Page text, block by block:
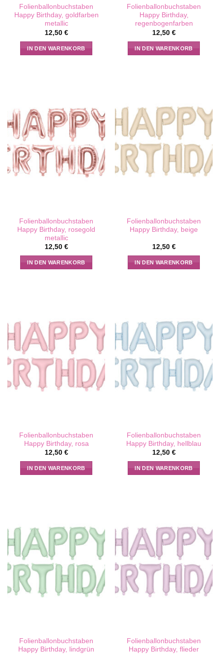
Folienballonbuchstaben
Happy Birthday, goldfarben
metallic
12,50 €
IN DEN WARENKORB
Folienballonbuchstaben
Happy Birthday,
regenbogenfarben
12,50 €
IN DEN WARENKORB
Folienballonbuchstaben
Happy Birthday, rosegold
metallic
12,50 €
IN DEN WARENKORB
Folienballonbuchstaben
Happy Birthday, beige
12,50 €
IN DEN WARENKORB
Folienballonbuchstaben
Happy Birthday, rosa
12,50 €
IN DEN WARENKORB
Folienballonbuchstaben
Happy Birthday, hellblau
12,50 €
IN DEN WARENKORB
Folienballonbuchstaben
Happy Birthday, lindgrün
Folienballonbuchstaben
Happy Birthday, flieder